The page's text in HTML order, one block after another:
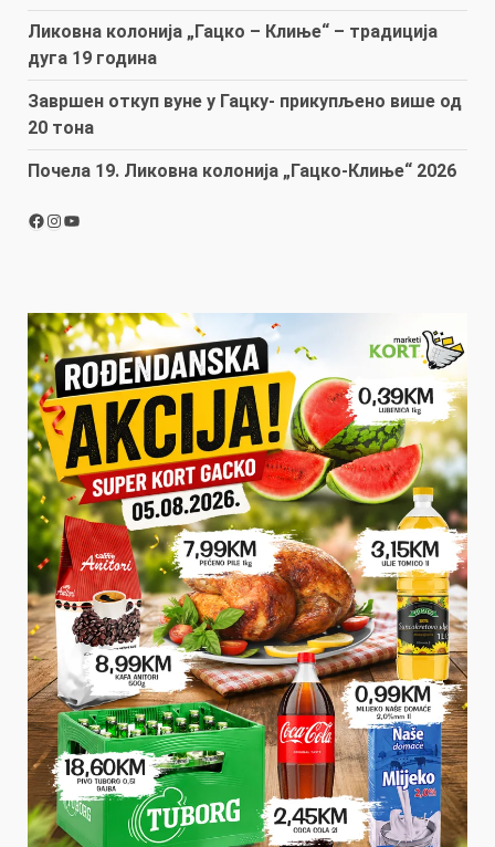
Ликовна колонија „Гацко – Клиње“ – традиција
дуга 19 година
Завршен откуп вуне у Гацку- прикупљено више од
20 тона
Почела 19. Ликовна колонија „Гацко-Клиње“ 2026
Facebook
Instagram
YouTube